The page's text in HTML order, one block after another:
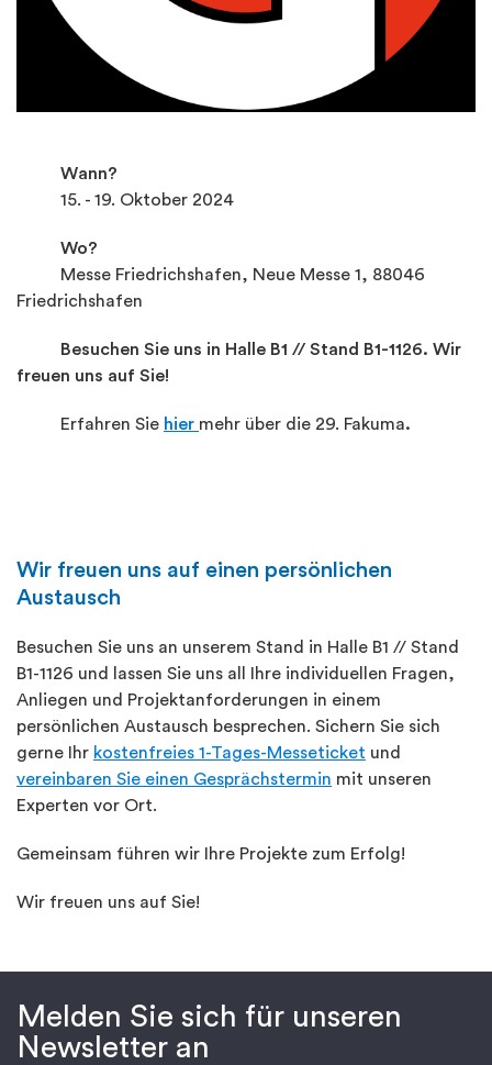
Wann?
15. - 19. Oktober 2024
Wo?
Messe Friedrichshafen, Neue Messe 1, 88046
Friedrichshafen
Besuchen Sie uns in Halle B1 // Stand B1-1126. Wir
freuen uns auf Sie!
Erfahren Sie hier mehr über die 29. Fakuma.
Wir freuen uns auf einen persönlichen
Austausch
Besuchen Sie uns an unserem Stand in Halle B1 // Stand
B1-1126 und lassen Sie uns all Ihre individuellen Fragen,
Anliegen und Projektanforderungen in einem
persönlichen Austausch besprechen. Sichern Sie sich
gerne Ihr kostenfreies 1-Tages-Messeticket und
vereinbaren Sie einen Gesprächstermin mit unseren
Experten vor Ort.
Gemeinsam führen wir Ihre Projekte zum Erfolg!
Wir freuen uns auf Sie!
Melden Sie sich für unseren
Newsletter an